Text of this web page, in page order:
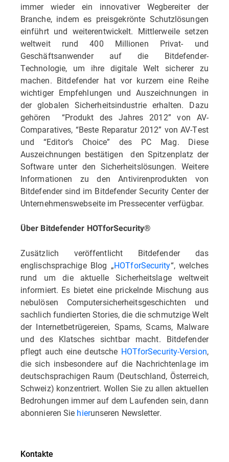
immer wieder ein innovativer Wegbereiter der
Branche, indem es preisgekrönte Schutzlösungen
einführt und weiterentwickelt. Mittlerweile setzen
weltweit rund 400 Millionen Privat- und
Geschäftsanwender auf die Bitdefender-
Technologie, um ihre digitale Welt sicherer zu
machen. Bitdefender hat vor kurzem eine Reihe
wichtiger Empfehlungen und Auszeichnungen in
der globalen Sicherheitsindustrie erhalten. Dazu
gehören “Produkt des Jahres 2012” von AV-
Comparatives, “Beste Reparatur 2012” von AV-Test
und “Editor’s Choice” des PC Mag. Diese
Auszeichnungen bestätigen den Spitzenplatz der
Software unter den Sicherheitslösungen. Weitere
Informationen zu den Antivirenprodukten von
Bitdefender sind im Bitdefender Security Center der
Unternehmenswebseite im Pressecenter verfügbar.
Über Bitdefender HOTforSecurity®
Zusätzlich veröffentlicht Bitdefender das
englischsprachige Blog „HOTforSecurity“, welches
rund um die aktuelle Sicherheitslage weltweit
informiert. Es bietet eine prickelnde Mischung aus
nebulösen Computersicherheitsgeschichten und
sachlich fundierten Stories, die die schmutzige Welt
der Internetbetrügereien, Spams, Scams, Malware
und des Klatsches sichtbar macht. Bitdefender
pflegt auch eine deutsche HOTforSecurity-Version,
die sich insbesondere auf die Nachrichtenlage im
deutschsprachigen Raum (Deutschland, Österreich,
Schweiz) konzentriert. Wollen Sie zu allen aktuellen
Bedrohungen immer auf dem Laufenden sein, dann
abonnieren Sie hierunseren Newsletter.
Kontakte